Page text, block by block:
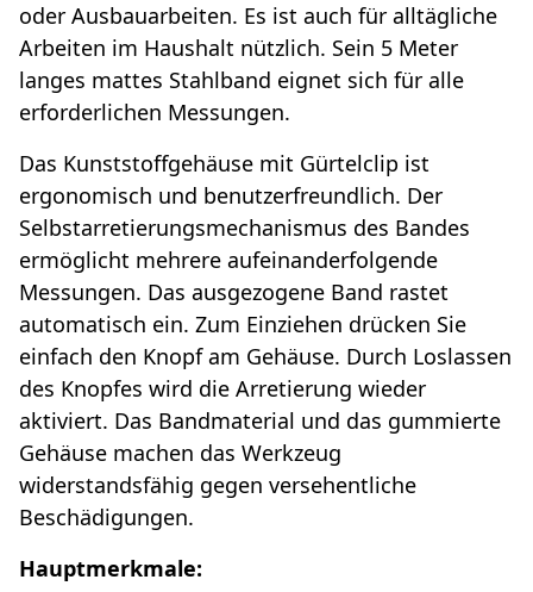
oder Ausbauarbeiten. Es ist auch für alltägliche
Arbeiten im Haushalt nützlich. Sein 5 Meter
langes mattes Stahlband eignet sich für alle
erforderlichen Messungen.
Das Kunststoffgehäuse mit Gürtelclip ist
ergonomisch und benutzerfreundlich. Der
Selbstarretierungsmechanismus des Bandes
ermöglicht mehrere aufeinanderfolgende
Messungen. Das ausgezogene Band rastet
automatisch ein. Zum Einziehen drücken Sie
einfach den Knopf am Gehäuse. Durch Loslassen
des Knopfes wird die Arretierung wieder
aktiviert. Das Bandmaterial und das gummierte
Gehäuse machen das Werkzeug
widerstandsfähig gegen versehentliche
Beschädigungen.
Hauptmerkmale: